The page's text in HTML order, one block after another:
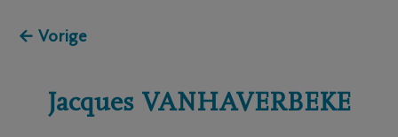
← Vorige
Jacques VANHAVERBEKE